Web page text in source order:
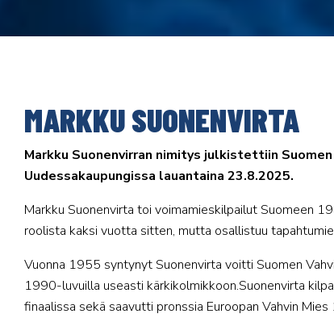
MARKKU SUONENVIRTA
Markku Suonenvirran nimitys julkistettiin
Uudessakaupungissa lauantaina 23.8.2025.
Markku Suonenvirta toi voimamieskilpailut Suomeen
roolista kaksi vuotta sitten, mutta osallistuu
Vuonna 1955 syntynyt Suonenvirta voitti Suomen
1990-luvuilla useasti kärkikolmikkoon.Suonenvirta
finaalissa sekä saavutti pronssia Euroopan Vahvin